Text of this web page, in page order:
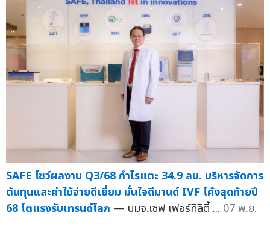
SAFE โชว์ผลงาน Q3/68 กำไรแตะ 34.9 ลบ. บริหารจัดการ
ต้นทุนและค่าใช้จ่ายดีเยี่ยม มั่นใจดีมานด์ IVF โค้งสุดท้ายปี
68 โตแรงรับเทรนด์โลก — บมจ.เซฟ เฟอร์ทิลิตี้ ... 07 พ.ย.